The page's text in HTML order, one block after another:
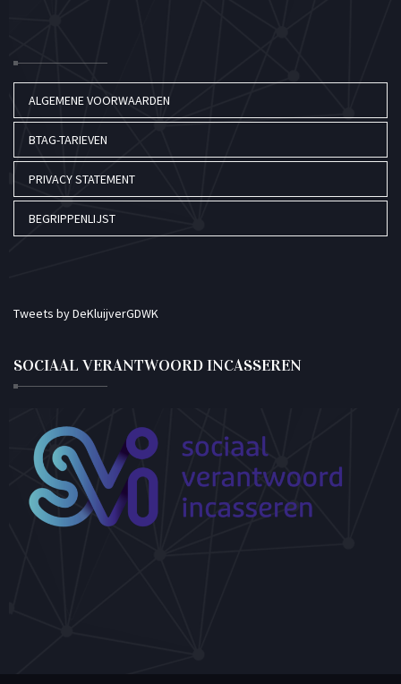
ALGEMENE VOORWAARDEN
BTAG-TARIEVEN
PRIVACY STATEMENT
BEGRIPPENLIJST
Tweets by DeKluijverGDWK
SOCIAAL VERANTWOORD INCASSEREN